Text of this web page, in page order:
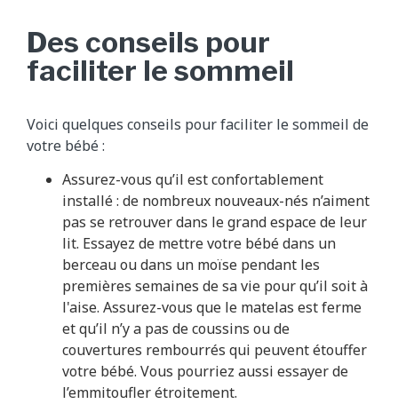
Des conseils pour
faciliter le sommeil
Voici quelques conseils pour faciliter le sommeil de
votre bébé :
Assurez-vous qu’il est confortablement
installé : de nombreux nouveaux-nés n’aiment
pas se retrouver dans le grand espace de leur
lit. Essayez de mettre votre bébé dans un
berceau ou dans un moïse pendant les
premières semaines de sa vie pour qu’il soit à
l'aise. Assurez-vous que le matelas est ferme
et qu’il n’y a pas de coussins ou de
couvertures rembourrés qui peuvent étouffer
votre bébé. Vous pourriez aussi essayer de
l’emmitoufler étroitement.